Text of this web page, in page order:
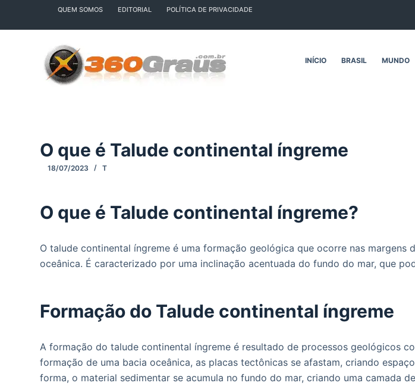
u
QUEM SOMOS EDITORIAL POLÍTICA DE PRIVACIDADE
INÍCIO BRASIL MUNDO
O que é Talude continental íngreme
18/07/2023 T
O que é Talude continental íngreme?
O talude continental íngreme é uma formação geológica que ocorre nas
oceânica. É caracterizado por uma inclinação acentuada do fundo do mar, que
Formação do Talude continental íngreme
A formação do talude continental íngreme é resultado de processos geológicos
formação de uma bacia oceânica, as placas tectônicas se afastam, criando
forma, o material sedimentar se acumula no fundo do mar, criando uma camada